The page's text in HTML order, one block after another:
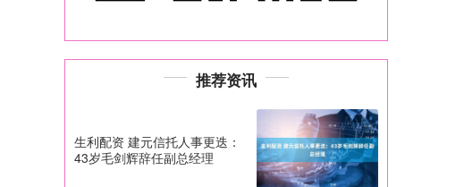
推荐资讯
生利配资 建元信托人事更迭：
43岁毛剑辉辞任副总经理